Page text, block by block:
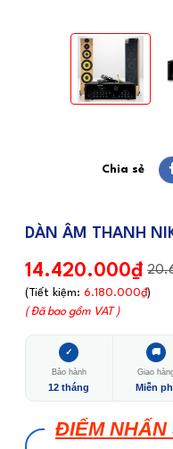
DÀN ÂM THANH
Chia sẻ
DÀN ÂM THANH
14.420.000₫
(Tiết kiệm: 6.180.000₫)
( Đã bao gồm VAT )
✓
Bảo hành
12 tháng
🚚
Giao
Miễn
ĐIỂM NHẤN